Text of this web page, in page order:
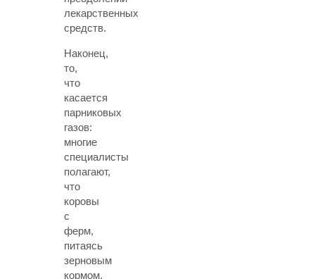
лекарственных
средств.
Наконец,
то,
что
касается
парниковых
газов:
многие
специалисты
полагают,
что
коровы
с
ферм,
питаясь
зерновым
кормом,